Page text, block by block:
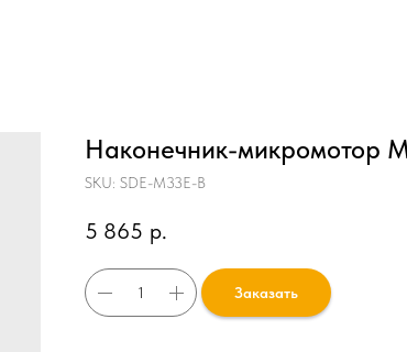
Наконечник-микромотор
SKU: SDE-M33E-В
5 865 р.
Заказать